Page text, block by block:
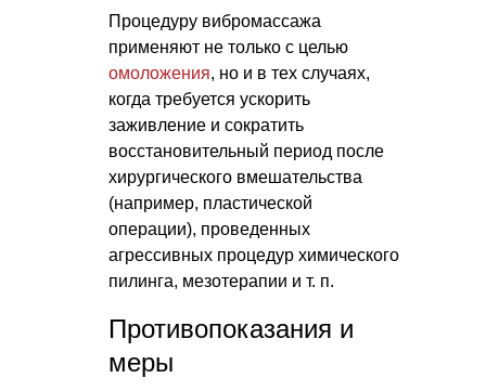
Процедуру вибромассажа
применяют не только с целью
омоложения, но и в тех случаях,
когда требуется ускорить
заживление и сократить
восстановительный период после
хирургического вмешательства
(например, пластической
операции), проведенных
агрессивных процедур химического
пилинга, мезотерапии и т. п.
Противопоказания и
меры